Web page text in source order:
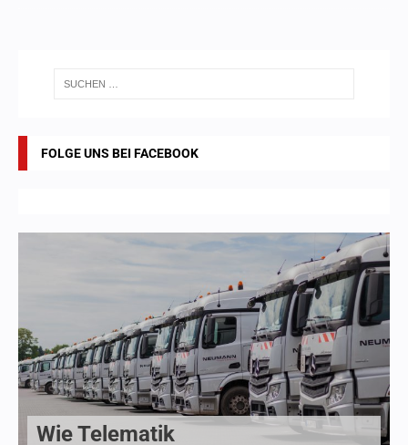
FOLGE UNS BEI FACEBOOK
Wie Telematik